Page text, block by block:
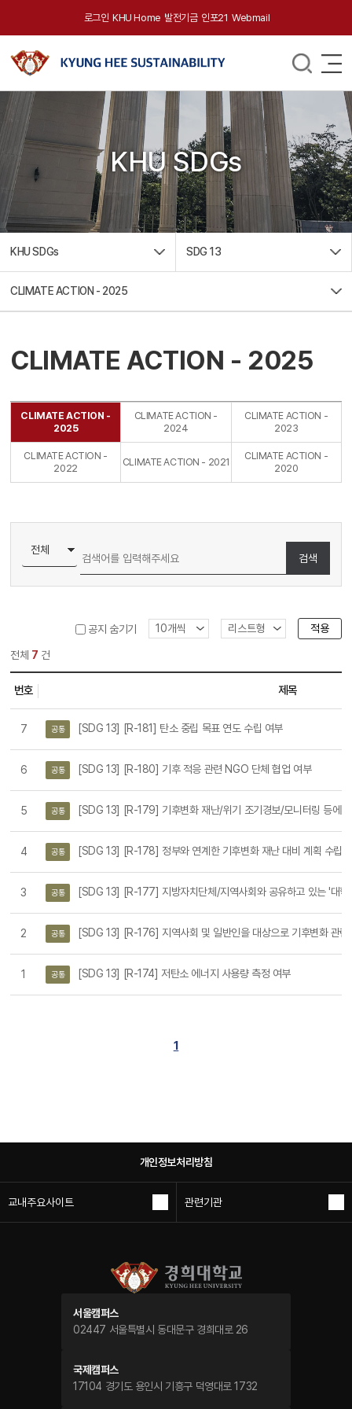
로그인 KHU Home 발전기금 인포21 Webmail
KHU SDGs
KHU SDGs SDG 13
CLIMATE ACTION - 2025
CLIMATE ACTION - 2025
CLIMATE ACTION -
2025
CLIMATE ACTION -
2024
CLIMATE ACTION -
2023
CLIMATE ACTION -
2022
CLIMATE ACTION - 2021
CLIMATE ACTION -
2020
검색
공지 숨기기 적용
전체 7 건
- 2025 목록
번호 제목
7 공통 [SDG 13] [R-181] 탄소 중립 목표 연도 수립 여부
6 공통 [SDG 13] [R-180] 기후 적응 관련 NGO 단체 협업 여부
5 공통 [SDG 13] [R-179] 기후변화 재난/위기 조기경보/모니터링 등에 있어서
4 공통 [SDG 13] [R-178] 정부와 연계한 기후변화 재난 대비 계획 수립
3 공통 [SDG 13] [R-177] 지방자치단체/지역사회와 공유하고 있는 '대학
2 공통 [SDG 13] [R-176] 지역사회 및 일반인을 대상으로 기후변화 관
1 공통 [SDG 13] [R-174] 저탄소 에너지 사용량 측정 여부
1
개인정보처리방침
교내주요사이트 관련기관
서울캠퍼스
02447 서울특별시 동대문구 경희대로 26
국제캠퍼스
17104 경기도 용인시 기흥구 덕영대로 1732